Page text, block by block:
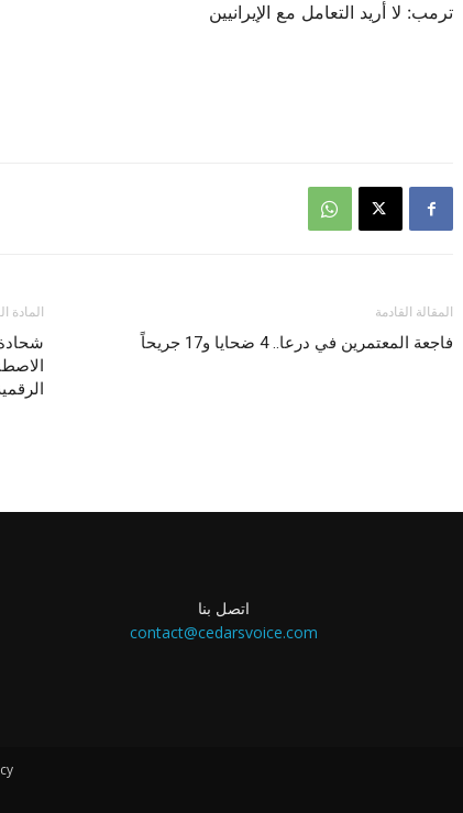
ترمب: لا أريد التعامل مع الإيرانيين
المادة
شحادة
المقالة القادمة
فاجعة المعتمرين في درعا.. 4 ضحايا و17 جريحاً
اتصل بنا
contact@cedarsvoice.com